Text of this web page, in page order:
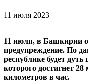
11 июля 2023
11 июля, в Башкирии
предупреждение. По
республике будет
которого достигнет
километров в час.